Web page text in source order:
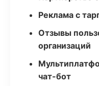
Реклама с
Отзывы
организаций
чат-бот